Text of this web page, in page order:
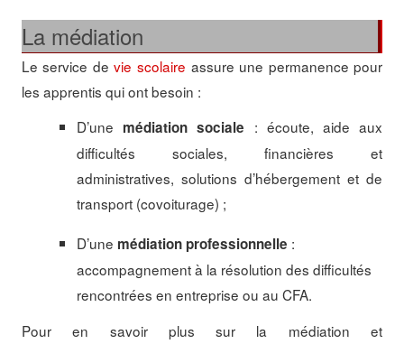
La médiation
Le service devie scolaire assure une permanence pour
les apprentis qui ont besoin :
D’une médiation sociale : écoute, aide aux
difficultés sociales, financières et
administratives, solutions d’hébergement et de
transport (covoiturage) ;
D’une médiation professionnelle :
accompagnement à la résolution des difficultés
rencontrées en entreprise ou au CFA.
Pour en savoir plus sur la médiation et